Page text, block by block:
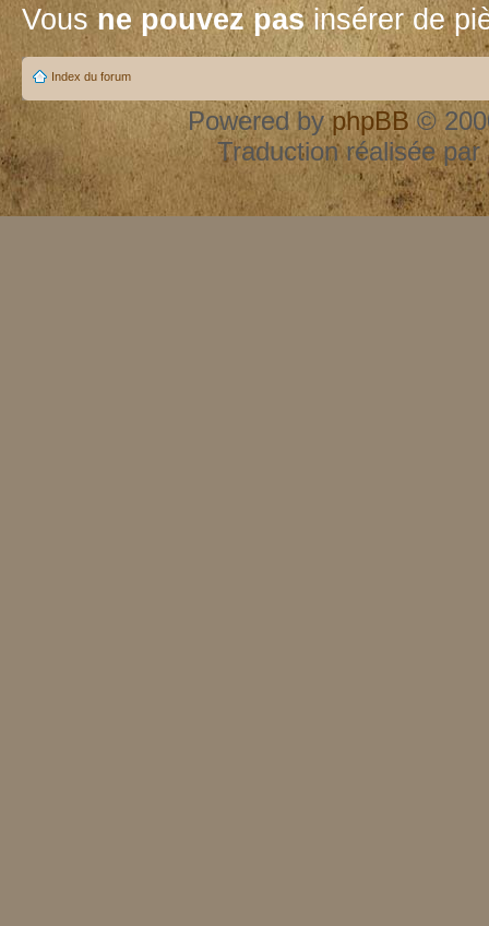
Vous ne pouvez pasinsérer de
Index du forum
Powered byphpBB ©
Traduction réalisée par